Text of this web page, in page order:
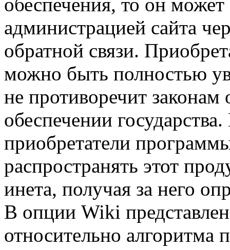
администрацией сайта
обратной связи.
можно быть полностью
не противоречит
обеспечении
приобретатели
распространять этот
инета, получая за него
В опции Wiki
относительно алгоритма